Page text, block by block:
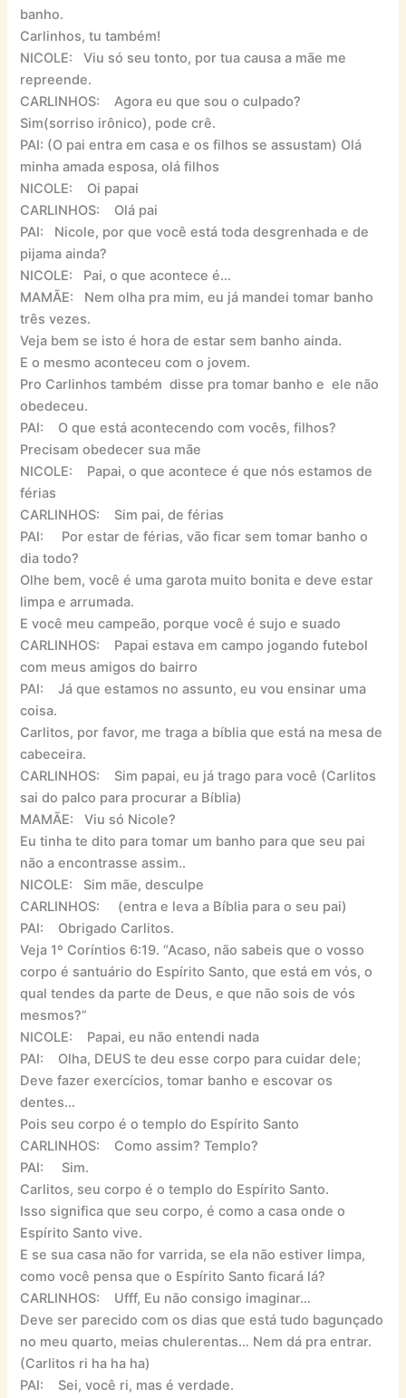
banho.
Carlinhos, tu também!
NICOLE: Viu só seu tonto, por tua causa a mãe me
repreende.
CARLINHOS: Agora eu que sou o culpado?
Sim(sorriso irônico), pode crê.
PAI: (O pai entra em casa e os filhos se assustam) Olá
minha amada esposa, olá filhos
NICOLE: Oi papai
CARLINHOS: Olá pai
PAI: Nicole, por que você está toda desgrenhada e de
pijama ainda?
NICOLE: Pai, o que acontece é…
MAMÃE: Nem olha pra mim, eu já mandei tomar banho
três vezes.
Veja bem se isto é hora de estar sem banho ainda.
E o mesmo aconteceu com o jovem.
Pro Carlinhos também disse pra tomar banho e ele não
obedeceu.
PAI: O que está acontecendo com vocês, filhos?
Precisam obedecer sua mãe
NICOLE: Papai, o que acontece é que nós estamos de
férias
CARLINHOS: Sim pai, de férias
PAI: Por estar de férias, vão ficar sem tomar banho o
dia todo?
Olhe bem, você é uma garota muito bonita e deve estar
limpa e arrumada.
E você meu campeão, porque você é sujo e suado
CARLINHOS: Papai estava em campo jogando futebol
com meus amigos do bairro
PAI: Já que estamos no assunto, eu vou ensinar uma
coisa.
Carlitos, por favor, me traga a bíblia que está na mesa de
cabeceira.
CARLINHOS: Sim papai, eu já trago para você (Carlitos
sai do palco para procurar a Bíblia)
MAMÃE: Viu só Nicole?
Eu tinha te dito para tomar um banho para que seu pai
não a encontrasse assim..
NICOLE: Sim mãe, desculpe
CARLINHOS: (entra e leva a Bíblia para o seu pai)
PAI: Obrigado Carlitos.
Veja 1º Coríntios 6:19. “Acaso, não sabeis que o vosso
corpo é santuário do Espírito Santo, que está em vós, o
qual tendes da parte de Deus, e que não sois de vós
mesmos?”
NICOLE: Papai, eu não entendi nada
PAI: Olha, DEUS te deu esse corpo para cuidar dele;
Deve fazer exercícios, tomar banho e escovar os
dentes…
Pois seu corpo é o templo do Espírito Santo
CARLINHOS: Como assim? Templo?
PAI: Sim.
Carlitos, seu corpo é o templo do Espírito Santo.
Isso significa que seu corpo, é como a casa onde o
Espírito Santo vive.
E se sua casa não for varrida, se ela não estiver limpa,
como você pensa que o Espírito Santo ficará lá?
CARLINHOS: Ufff, Eu não consigo imaginar…
Deve ser parecido com os dias que está tudo bagunçado
no meu quarto, meias chulerentas… Nem dá pra entrar.
(Carlitos ri ha ha ha)
PAI: Sei, você ri, mas é verdade.